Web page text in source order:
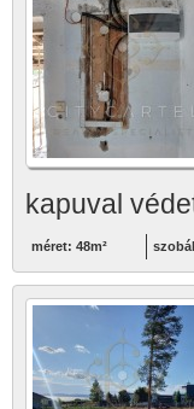
kapuval
méret: 48m²